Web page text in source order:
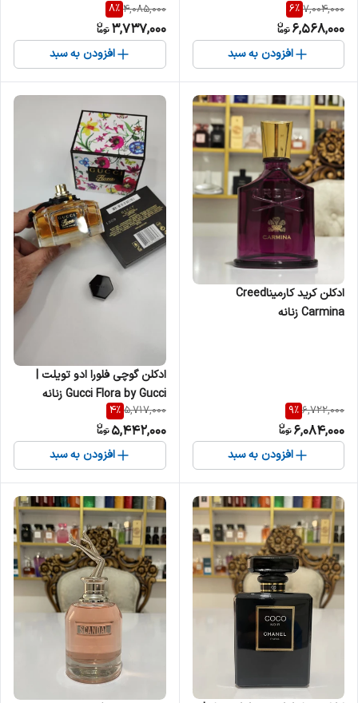
White Musk Collection White
Suede زنانه
7,004,000
6%
6,568,000
افزودن به سبد
مردانه
4,085,000
8%
3,737,000
افزودن به سبد
ادکلن کرید کارمیناCreed
Carmina زنانه
6,722,000
9%
6,084,000
افزودن به سبد
ادکلن گوچی فلورا ادو تویلت |
Gucci Flora by Gucci زنانه
5,717,000
4%
5,442,000
افزودن به سبد